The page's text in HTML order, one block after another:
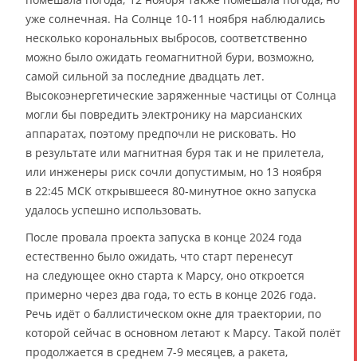
уже солнечная. На Солнце 10-11 ноября наблюдались
несколько корональных выбросов, соответственно
можно было ожидать геомагнитной бури, возможно,
самой сильной за последние двадцать лет.
Высокоэнергетические заряженные частицы от Солнца
могли бы повредить электронику на марсианских
аппаратах, поэтому предпочли не рисковать. Но
в результате или магнитная буря так и не прилетела,
или инженеры риск сочли допустимым, но 13 ноября
в 22:45 МСК открывшееся 80-минутное окно запуска
удалось успешно использовать.
После провала проекта запуска в конце 2024 года
естественно было ожидать, что старт перенесут
на следующее окно старта к Марсу, оно откроется
примерно через два года, то есть в конце 2026 года.
Речь идёт о баллистическом окне для траектории, по
которой сейчас в основном летают к Марсу. Такой полёт
продолжается в среднем 7-9 месяцев, а ракета,